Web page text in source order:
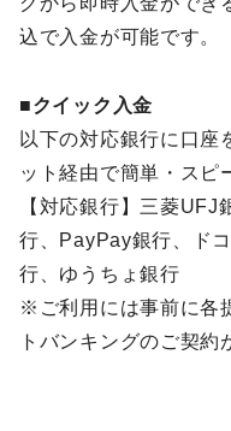
込で入金が可能です。
■クイック入金
以下の対応銀行に口座
ット経由で簡単・スピ
【対応銀行】三菱UFJ
行、PayPay銀行、ド
行、ゆうちょ銀行
※ご利用には事前に各
トバンキングのご契約